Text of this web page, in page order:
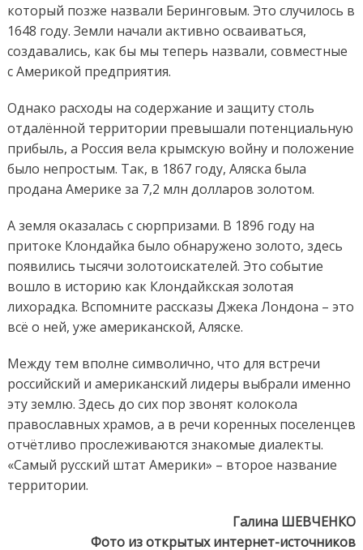
который позже назвали Беринговым. Это случилось в
1648 году. Земли начали активно осваиваться,
создавались, как бы мы теперь назвали, совместные
с Америкой предприятия.
Однако расходы на содержание и защиту столь
отдалённой территории превышали потенциальную
прибыль, а Россия вела крымскую войну и положение
было непростым. Так, в 1867 году, Аляска была
продана Америке за 7,2 млн долларов золотом.
А земля оказалась с сюрпризами. В 1896 году на
притоке Клондайка было обнаружено золото, здесь
появились тысячи золотоискателей. Это событие
вошло в историю как Клондайкская золотая
лихорадка. Вспомните рассказы Джека Лондона – это
всё о ней, уже американской, Аляске.
Между тем вполне символично, что для встречи
российский и американский лидеры выбрали именно
эту землю. Здесь до сих пор звонят колокола
православных храмов, а в речи коренных поселенцев
отчётливо прослеживаются знакомые диалекты.
«Самый русский штат Америки» – второе название
территории.
Галина ШЕВЧЕНКО
Фото из открытых интернет-источников